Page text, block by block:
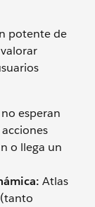
potente de
esperan
o llega un
Atlas